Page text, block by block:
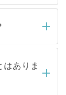
当者がご
もしくは
連絡をせて
ちくださ
いる求人の
覧いただ
開求人は
開してい
ありま